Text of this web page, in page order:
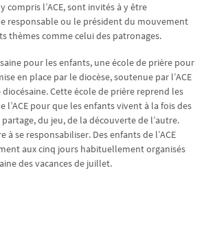
compris l’ACE, sont invités à y être
responsable ou le président du mouvement
thèmes comme celui des patronages.
pour les enfants, une école de prière pour
en place par le diocèse, soutenue par l’ACE
Cette école de prière reprend les
l’ACE pour que les enfants vivent à la fois des
du jeu, de la découverte de l’autre.
à se responsabiliser. Des enfants de l’ACE
aux cinq jours habituellement organisés
des vacances de juillet.